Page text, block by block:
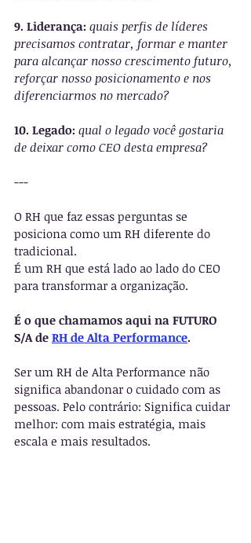
9. Liderança: quais perfis de líderes
precisamos contratar, formar e manter
para alcançar nosso crescimento futuro,
reforçar nosso posicionamento e nos
diferenciarmos no mercado?
10. Legado: qual o legado você gostaria
de deixar como CEO desta empresa?
---
O RH que faz essas perguntas se
posiciona como um RH diferente do
tradicional.
É um RH que está lado ao lado do CEO
para transformar a organização.
É o que chamamos aqui na FUTURO
S/A de RH de Alta Performance.
Ser um RH de Alta Performance não
significa abandonar o cuidado com as
pessoas. Pelo contrário: Significa cuidar
melhor: com mais estratégia, mais
escala e mais resultados.